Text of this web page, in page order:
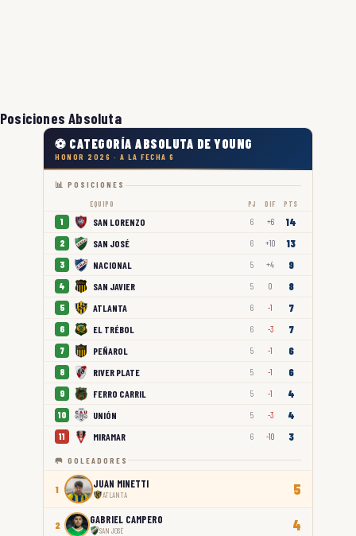
Posiciones Absoluta
⚽ CATEGORÍA ABSOLUTA DE YOUNG
HONOR 2026 · A LA FECHA 6
📊 POSICIONES
EQUIPO PJ DIF PTS
1 SAN LORENZO 6 +6 14
2 SAN JOSÉ 6 +10 13
3 NACIONAL 5 +4 9
4 SAN JAVIER 5 0 8
5 ATLANTA 6 -1 7
6 EL TRÉBOL 6 -3 7
7 PEÑAROL 5 -1 6
8 RIVER PLATE 5 -1 6
9 FERRO CARRIL 5 -1 4
10 UNIÓN 5 -3 4
11 MIRAMAR 6 -10 3
🥅 GOLEADORES
1 JUAN MINETTI
ATLANTA 5
2 GABRIEL CAMPERO
SAN JOSÉ 4